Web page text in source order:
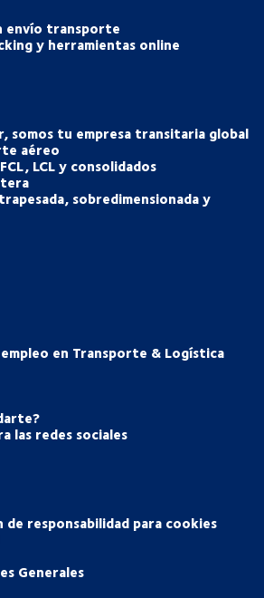
envío transporte
y herramientas online
somos tu empresa transitaria global
aéreo
LCL y consolidados
sobredimensionada y
en Transporte & Logística
las redes sociales
de responsabilidad para cookies
Generales